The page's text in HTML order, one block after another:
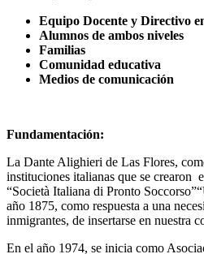
Equipo Docente y Directivo
Alumnos de ambos niveles
Familias
Comunidad educativa
Medios de comunicación
Fundamentación:
La Dante Alighieri de Las Flores,
instituciones italianas que se crearon
“Società Italiana di Pronto
año 1875, como respuesta a una
inmigrantes, de insertarse en nuestra
En el año 1974, se inicia como